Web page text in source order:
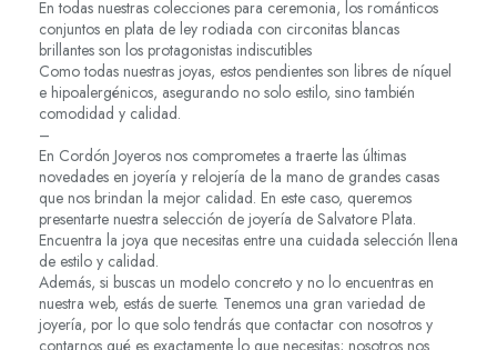
En todas nuestras colecciones para ceremonia, los románticos
conjuntos en plata de ley rodiada con circonitas blancas
brillantes son los protagonistas indiscutibles
Como todas nuestras joyas, estos pendientes son libres de níquel
e hipoalergénicos, asegurando no solo estilo, sino también
comodidad y calidad.
–
En Cordón Joyeros nos comprometes a traerte las últimas
novedades en joyería y relojería de la mano de grandes casas
que nos brindan la mejor calidad. En este caso, queremos
presentarte nuestra selección de joyería de Salvatore Plata.
Encuentra la joya que necesitas entre una cuidada selección llena
de estilo y calidad.
Además, si buscas un modelo concreto y no lo encuentras en
nuestra web, estás de suerte. Tenemos una gran variedad de
joyería, por lo que solo tendrás que contactar con nosotros y